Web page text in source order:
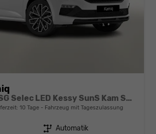
Selection DSG Selec LED Kessy SunS Kam SHZ Temp PDC
10 Tage Fahrzeug mit Tageszulassung
Getriebe Automatik